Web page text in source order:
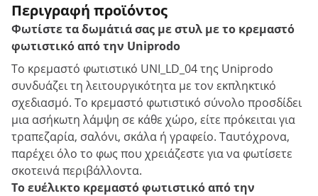
Περιγραφή προϊόντος
Φωτίστε τα δωμάτιά σας με στυλ με το κρεμαστό
φωτιστικό από την Uniprodo
Το κρεμαστό φωτιστικό UNI_LD_04 της Uniprodo
συνδυάζει τη λειτουργικότητα με τον εκπληκτικό
σχεδιασμό. Το κρεμαστό φωτιστικό σύνολο προσδίδει
μια ασήκωτη λάμψη σε κάθε χώρο, είτε πρόκειται για
τραπεζαρία, σαλόνι, σκάλα ή γραφείο. Ταυτόχρονα,
παρέχει όλο το φως που χρειάζεστε για να φωτίσετε
σκοτεινά περιβάλλοντα.
Το ευέλικτο κρεμαστό φωτιστικό από την